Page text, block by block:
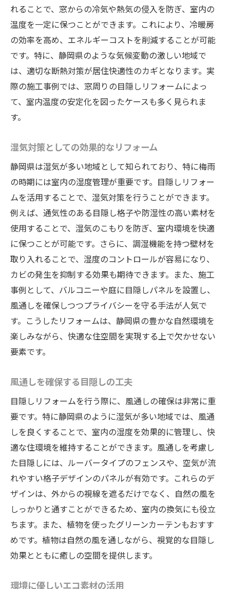
環境に配慮した持続可能な方法
プライバシーを強化するためのリフォームのメ
リット
プライバシー確保がもたらす生活の質の向
上
セキュリティ向上による安心感
エネルギーコスト削減効果
リフォーム計画の立て方と注意点
バリアフリー設計での快適性向上
リフォーム後のメンテナンス方法
住まいを豊かにする収納の工夫
ライフスタイルに合わせた空間の再設計
長く住める家を目指す知恵と工夫
目隠しリフォームでプライバシーを確保する方
専門業者に依頼するメリットと手順
コストを抑えつつ効果的な方法
最新の目隠し技術とその応用
自然素材を使用したナチュラルな目隠し
効果を最大化するための工夫
れることで、窓からの冷気や熱気の侵入を防ぎ、室内の
温度を一定に保つことができます。これにより、冷暖房
の効率を高め、エネルギーコストを削減することが可能
です。特に、静岡県のような気候変動の激しい地域で
は、適切な断熱対策が居住快適性のカギとなります。実
際の施工事例では、窓周りの目隠しリフォームによっ
て、室内温度の安定化を図ったケースも多く見られま
す。
湿気対策としての効果的なリフォーム
静岡県は湿気が多い地域として知られており、特に梅雨
の時期には室内の湿度管理が重要です。目隠しリフォー
ムを活用することで、湿気対策を行うことができます。
例えば、通気性のある目隠し格子や防湿性の高い素材を
使用することで、湿気のこもりを防ぎ、室内環境を快適
に保つことが可能です。さらに、調湿機能を持つ壁材を
取り入れることで、湿度のコントロールが容易になり、
カビの発生を抑制する効果も期待できます。また、施工
事例として、バルコニーや庭に目隠しパネルを設置し、
風通しを確保しつつプライバシーを守る手法が人気で
す。こうしたリフォームは、静岡県の豊かな自然環境を
楽しみながら、快適な住空間を実現する上で欠かせない
要素です。
風通しを確保する目隠しの工夫
目隠しリフォームを行う際に、風通しの確保は非常に重
要です。特に静岡県のように湿気が多い地域では、風通
しを良くすることで、室内の湿度を効果的に管理し、快
適な住環境を維持することができます。風通しを考慮し
た目隠しには、ルーバータイプのフェンスや、空気が流
れやすい格子デザインのパネルが有効です。これらのデ
ザインは、外からの視線を遮るだけでなく、自然の風を
しっかりと通すことができるため、室内の換気にも役立
ちます。また、植物を使ったグリーンカーテンもおすす
めです。植物は自然の風を通しながら、視覚的な目隠し
効果とともに癒しの空間を提供します。
環境に優しいエコ素材の活用